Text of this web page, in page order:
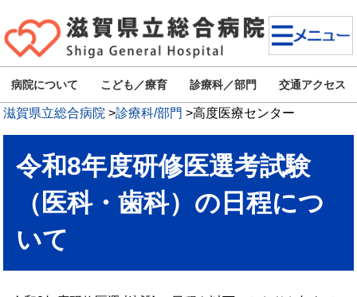
病院について こども／療育 診療科／部門 交通アクセス
滋賀県立総合病院 >診療科/部門 >高度医療センター
令和8年度研修医選考試験
（医科・歯科）の日程につ
いて